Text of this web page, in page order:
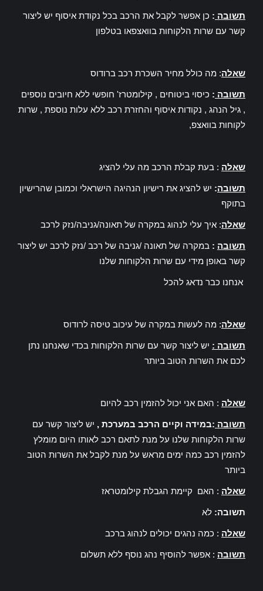
תשובה : כן אפשר לקבל את הרכב בכל נקודת איסוף יש ליצור
קשר עם שרות הלקוחות בוואצפאו בטלפון
שאלה: מה כולל מחיר השכרת רכב ברודוס
תשובה : כיסוי ביטוחים , קילומטרז' חופשי ללא חיובים נוספים
, גיל הנהג , נקודות איסוף והחזרת רכב ללא עלות נוספת , שרות
לקוחות בוואצפ,
שאלה : בעת קבלת הרכב מה עלי להציג
תשובה: יש להציג את רישיון הנהיגה הישראלי וכמובן שהרישיון
בתוקף
שאלה: איך עלי לנהוג במקרה של תאונה/גניבה/נזק לרכב
תשובה : במקרה של תאונה /גניבה של רכב /נזק לרכב יש ליצור
קשר באופן מידי עם שרות הלקוחות שלנו
אנחנו כבר נדאג להכל
שאלה: מה לעשות במקרה של עיכוב טיסה לרודוס
תשובה : יש ליצור קשר עם שרות הלקוחות בכדי שאנחנו נתן
לכם את השרות הטוב ביותר
שאלה : האם אני יכול להזמין רכב להיום
תשובה :במידה וקיים הרכב במערכת , יש ליצור קשר עם
שרות הלקוחות שלנו על מנת לתאם רכב לאותו היום מומלץ
להזמין רכב כמה ימים מראש על מנת לקבל את השרות הטוב
ביותר
שאלה : האם קיימת הגבלת קילומטראז
תשובה: לא
שאלה : כמה נהגים יכולים לנהוג ברכב
תשובה : אפשר להוסיף נהג נוסף ללא תשלום